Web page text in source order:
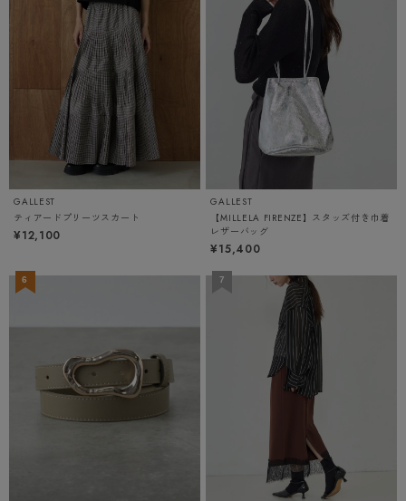
GALLEST
ティアードプリーツスカート
¥12,100
GALLEST
【MILLELA FIRENZE】スタッズ付き巾着
レザーバッグ
¥15,400